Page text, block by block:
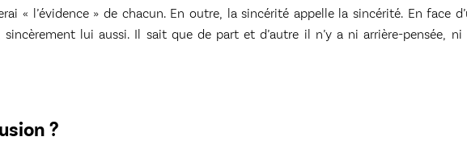
« l’évidence » de chacun. En outre, la sincérité appelle la sincérité. En face
sincèrement lui aussi. Il sait que de part et d’autre il n’y a ni arrière-pensée,
?